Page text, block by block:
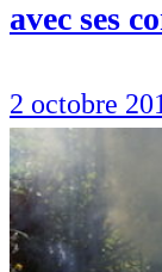
avec ses
2 octobre